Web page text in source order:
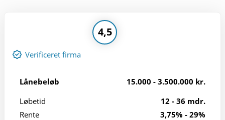
4,5
Verificeret firma
Lånebeløb
15.000 - 3.500.000 kr.
Løbetid
12 - 36 mdr.
Rente
3,75% - 29%